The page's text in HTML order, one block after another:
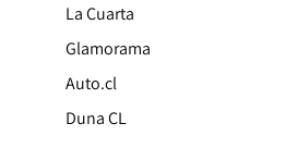
La Cuarta
Glamorama
Auto.cl
Duna CL